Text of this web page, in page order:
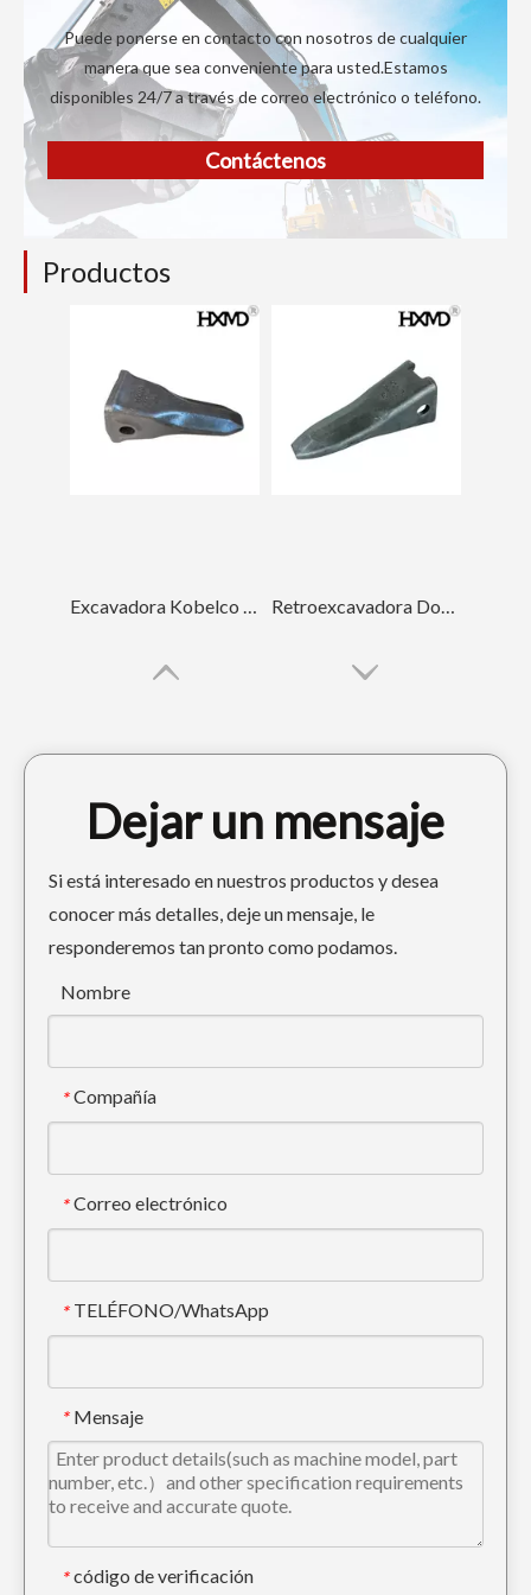
Puede ponerse en contacto con nosotros de cualquier
manera que sea conveniente para usted.Estamos
disponibles 24/7 a través de correo electrónico o teléfono.
Contáctenos
Productos
Cucharón Doosan Tiger Tooth ISO Adaptador de diente de cucharón DH150
Cuchara excavadora Bobcat Rock de 72 pulgadas PC70
Dejar un mensaje
Si está interesado en nuestros productos y desea
conocer más detalles, deje un mensaje, le
responderemos tan pronto como podamos.
Nombre
* Compañía
* Correo electrónico
* TELÉFONO/WhatsApp
* Mensaje
* código de verificación